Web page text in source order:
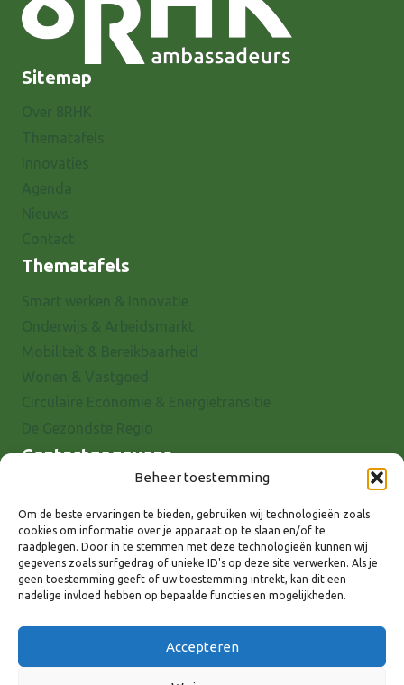
Beheer toestemming
Om de beste ervaringen te bieden, gebruiken wij technologieën zoals
cookies om informatie over je apparaat op te slaan en/of te
raadplegen. Door in te stemmen met deze technologieën kunnen wij
gegevens zoals surfgedrag of unieke ID's op deze site verwerken. Als je
geen toestemming geeft of uw toestemming intrekt, kan dit een
nadelige invloed hebben op bepaalde functies en mogelijkheden.
Accepteren
Sitemap
Thematafels
Contactgegevens
7001 EX Doetinchem
E-mail: info@8rhk.nl
Telefoonnummers
Privacyverklaring